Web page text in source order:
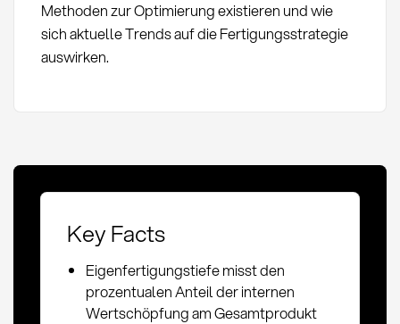
Methoden zur Optimierung existieren und wie
sich aktuelle Trends auf die Fertigungsstrategie
auswirken.
Key Facts
Eigenfertigungstiefe misst den
prozentualen Anteil der internen
Wertschöpfung am Gesamtprodukt